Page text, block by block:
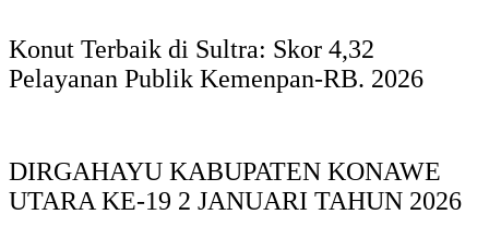
Konut Terbaik di Sultra: Skor 4,32
Pelayanan Publik Kemenpan-RB. 2026
DIRGAHAYU KABUPATEN KONAWE
UTARA KE-19 2 JANUARI TAHUN 2026